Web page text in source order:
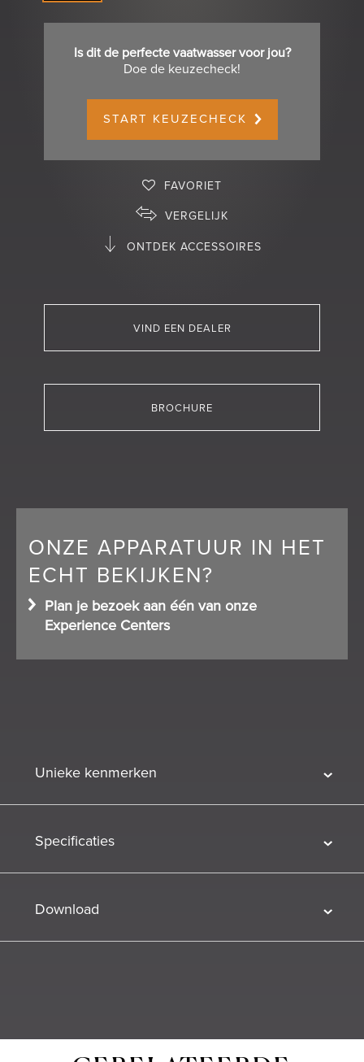
Is dit de perfecte vaatwasser voor jou?
Doe de keuzecheck!
START KEUZECHECK
FAVORIET
VERGELIJK
ONTDEK ACCESSOIRES
VIND EEN DEALER
BROCHURE
ONZE APPARATUUR IN HET
ECHT BEKIJKEN?
Plan je bezoek aan één van onze
Experience Centers
Unieke kenmerken
Specificaties
Download